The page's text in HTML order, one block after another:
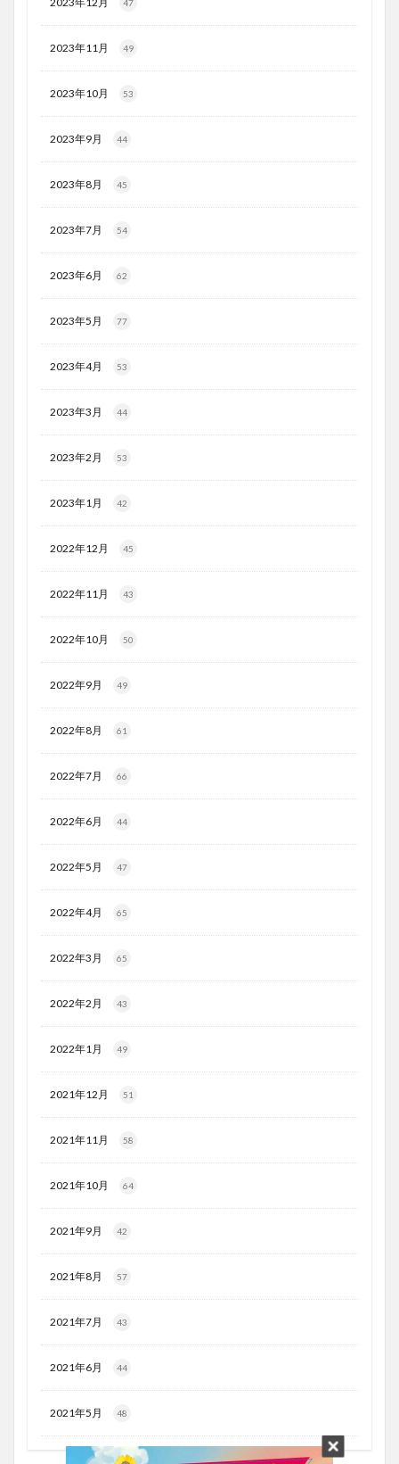
47
2023年11月 49
2023年10月 53
2023年9月 44
2023年8月 45
2023年7月 54
2023年6月 62
2023年5月 77
2023年4月 53
2023年3月 44
2023年2月 53
2023年1月 42
2022年12月 45
2022年11月 43
2022年10月 50
2022年9月 49
2022年8月 61
2022年7月 66
2022年6月 44
2022年5月 47
2022年4月 65
2022年3月 65
2022年2月 43
2022年1月 49
2021年12月 51
2021年11月 58
2021年10月 64
2021年9月 42
2021年8月 57
2021年7月 43
2021年6月 44
2021年5月 48